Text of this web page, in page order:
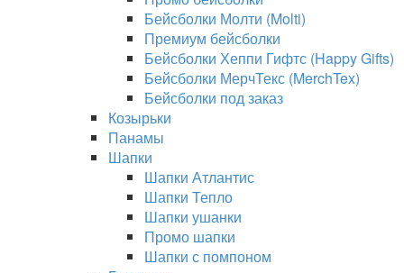
Бейсболки Молти (Molti)
Премиум бейсболки
Бейсболки Хеппи Гифтс (Happy Gifts)
Бейсболки МерчТекс (MerchTex)
Бейсболки под заказ
Козырьки
Панамы
Шапки
Шапки Атлантис
Шапки Тепло
Шапки ушанки
Промо шапки
Шапки с помпоном